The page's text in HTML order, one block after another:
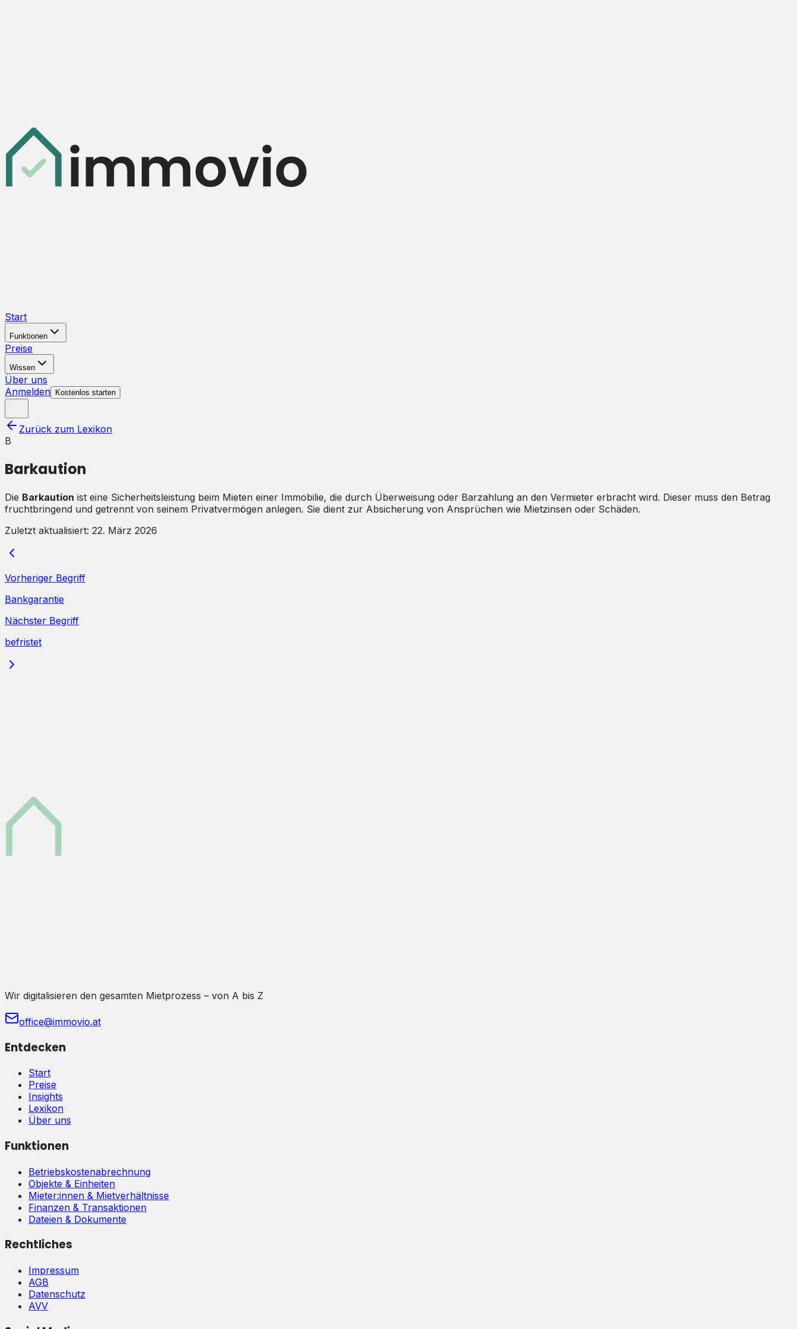
Start
Funktionen
Preise
Wissen
Über uns
Anmelden
Kostenlos starten
Zurück zum Lexikon
B
Barkaution
Die Barkaution ist eine Sicherheitsleistung beim Mieten einer Immobilie, die durch Überweisung oder Barzahlung an den Vermieter erbracht wird. Dieser muss den Betrag
fruchtbringend und getrennt von seinem Privatvermögen anlegen. Sie dient zur Absicherung von Ansprüchen wie Mietzinsen oder Schäden.
Zuletzt aktualisiert: 22. März 2026
Vorheriger Begriff
Bankgarantie
Nächster Begriff
befristet
Wir digitalisieren den gesamten Mietprozess – von A bis Z
office@immovio.at
Entdecken
Start
Preise
Insights
Lexikon
Über uns
Funktionen
Betriebskostenabrechnung
Objekte & Einheiten
Mieter:innen & Mietverhältnisse
Finanzen & Transaktionen
Dateien & Dokumente
Rechtliches
Impressum
AGB
Datenschutz
AVV